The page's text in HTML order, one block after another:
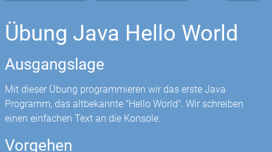
Übung Java Hello World
Ausgangslage
Mit dieser Übung programmieren wir das erste Java
Programm, das altbekannte "Hello World". Wir schreiben
einen einfachen Text an die Konsole.
Vorgehen